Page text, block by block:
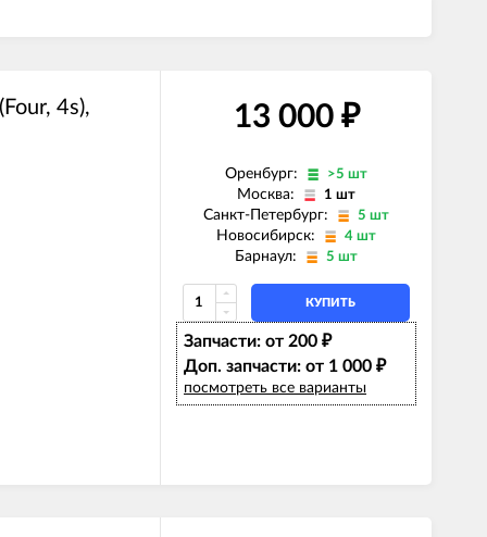
4s),
13 000 ₽
Оренбург: >5 шт
Москва: 1 шт
Санкт-Петербург: 5 шт
Новосибирск: 4 шт
Барнаул: 5 шт
КУПИТЬ
Запчасти: от 200 ₽
Доп. запчасти: от 1 000 ₽
посмотреть все варианты